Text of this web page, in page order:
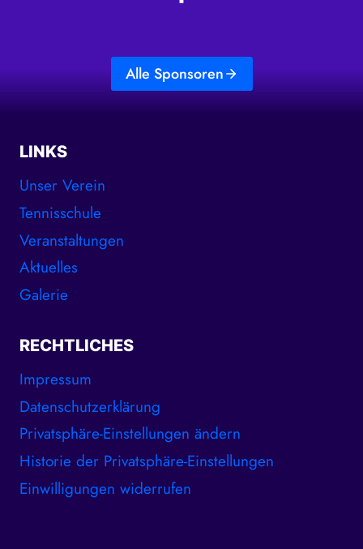
Alle Sponsoren
LINKS
Unser Verein
Tennisschule
Veranstaltungen
Aktuelles
Galerie
RECHTLICHES
Impressum
Datenschutzerklärung
Privatsphäre-Einstellungen ändern
Historie der Privatsphäre-Einstellungen
Einwilligungen widerrufen